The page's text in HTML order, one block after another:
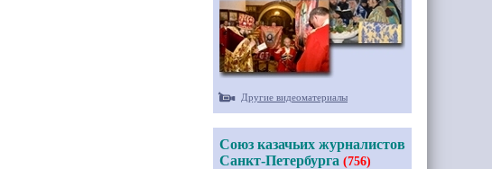
Другие видеоматериалы
Союз казачьих журналистов
Санкт-Петербурга (756)